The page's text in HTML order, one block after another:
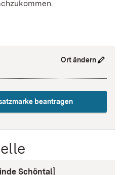
Ort ändern
beantragen
Schöntal]